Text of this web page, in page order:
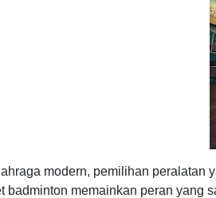
modern, pemilihan peralatan
badminton memainkan peran yang